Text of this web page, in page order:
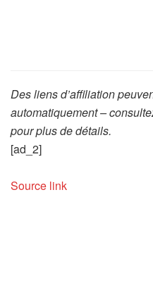
Des liens d’affiliation
automatiquement –
pour plus de détails.
[ad_2]
Source link